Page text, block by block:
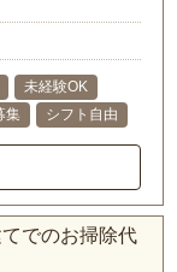
未経験OK
集 シフト自由
でのお掃除代